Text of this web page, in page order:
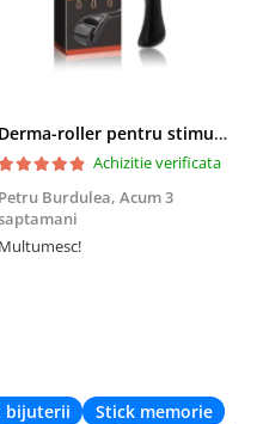
Derma-roller pentru stimularea cresterii parului, scalp si barba, Beard Roller
Achizitie verificata
Petru Burdulea, Acum 3
Multumesc!
bijuterii
Stick memorie